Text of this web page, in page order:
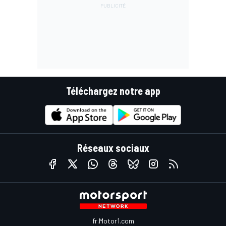
Téléchargez notre app
Réseaux sociaux
fr.Motor1.com